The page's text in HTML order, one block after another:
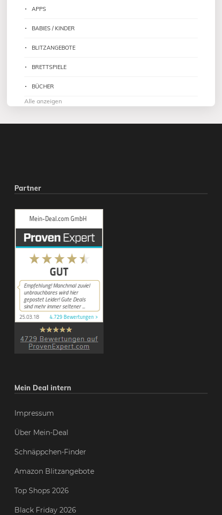
APPS
BABIES / KINDER
BLITZANGEBOTE
BRETTSPIELE
BÜCHER
Alle anzeigen
Partner
Mein Deal intern
Impressum
Über Mein-Deal
Schnäppchen-Finder
Amazon Blitzangebote
Top Shops 2026
Black Friday 2026